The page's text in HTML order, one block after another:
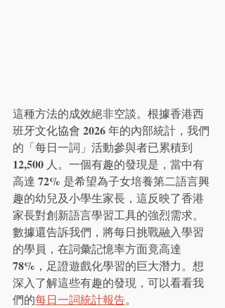
這種方法的成效絕非空談。根據香港西
班牙文化協會 2026 年的內部統計，我們
的「每日一詞」活動參與者已累積到
12,500 人。一個有趣的發現是，當中有
高達 72% 是希望為子女培養第二語言興
趣的幼兒及小學生家長，這反映了香港
家長對創新語言學習工具的強烈需求。
數據還告訴我們，將每日挑戰融入學習
的學員，在詞彙記憶率方面竟高達
78% ，足證遊戲化學習的巨大潛力。想
深入了解這些有趣的發現，可以看看我
們的每日一詞統計報告。